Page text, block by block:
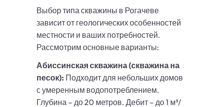
Выбор типа скважины в Рогачеве
зависит от геологических особенностей
местности и ваших потребностей.
Рассмотрим основные варианты:
Абиссинская скважина (скважина на
песок): Подходит для небольших домов
с умеренным водопотреблением.
Глубина – до 20 метров. Дебит – до 1 м³/